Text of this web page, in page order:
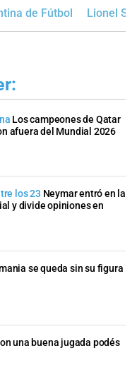
de Fútbol Lionel
Los campeones de Qatar
afuera del Mundial 2026
los 23 Neymar entró en la
y divide opiniones en
se queda sin su figura
una buena jugada podés